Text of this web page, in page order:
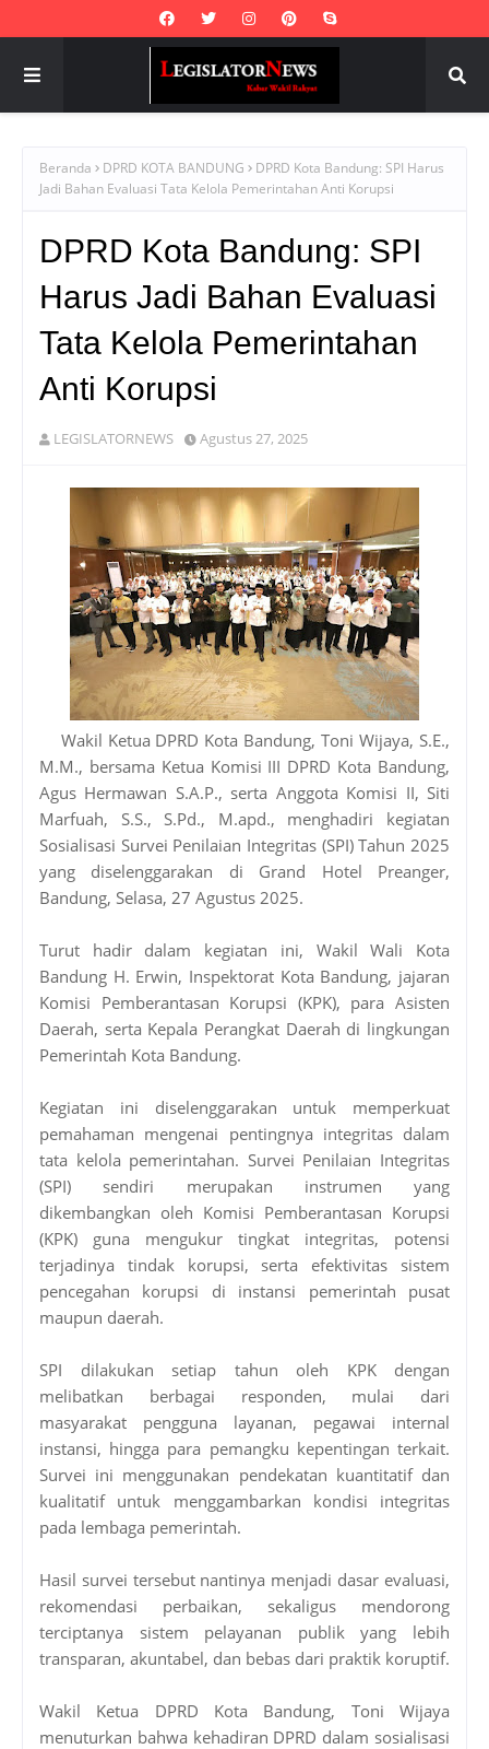
Beranda DPRD KOTA BANDUNG
DPRD Kota Bandung: SPI Harus
Jadi Bahan Evaluasi Tata Kelola Pemerintahan Anti Korupsi
DPRD Kota Bandung: SPI
Harus Jadi Bahan Evaluasi
Tata Kelola Pemerintahan
Anti Korupsi
LEGISLATORNEWS Agustus 27, 2025
Wakil Ketua DPRD Kota Bandung, Toni Wijaya, S.E.,
M.M., bersama Ketua Komisi III DPRD Kota Bandung,
Agus Hermawan S.A.P., serta Anggota Komisi II, Siti
Marfuah, S.S., S.Pd., M.apd., menghadiri kegiatan
Sosialisasi Survei Penilaian Integritas (SPI) Tahun 2025
yang diselenggarakan di Grand Hotel Preanger,
Bandung, Selasa, 27 Agustus 2025.
Turut hadir dalam kegiatan ini, Wakil Wali Kota
Bandung H. Erwin, Inspektorat Kota Bandung, jajaran
Komisi Pemberantasan Korupsi (KPK), para Asisten
Daerah, serta Kepala Perangkat Daerah di lingkungan
Pemerintah Kota Bandung.
Kegiatan ini diselenggarakan untuk memperkuat
pemahaman mengenai pentingnya integritas dalam
tata kelola pemerintahan. Survei Penilaian Integritas
(SPI) sendiri merupakan instrumen yang
dikembangkan oleh Komisi Pemberantasan Korupsi
(KPK) guna mengukur tingkat integritas, potensi
terjadinya tindak korupsi, serta efektivitas sistem
pencegahan korupsi di instansi pemerintah pusat
maupun daerah.
SPI dilakukan setiap tahun oleh KPK dengan
melibatkan berbagai responden, mulai dari
masyarakat pengguna layanan, pegawai internal
instansi, hingga para pemangku kepentingan terkait.
Survei ini menggunakan pendekatan kuantitatif dan
kualitatif untuk menggambarkan kondisi integritas
pada lembaga pemerintah.
Hasil survei tersebut nantinya menjadi dasar evaluasi,
rekomendasi perbaikan, sekaligus mendorong
terciptanya sistem pelayanan publik yang lebih
transparan, akuntabel, dan bebas dari praktik koruptif.
Wakil Ketua DPRD Kota Bandung, Toni Wijaya
menuturkan bahwa kehadiran DPRD dalam sosialisasi